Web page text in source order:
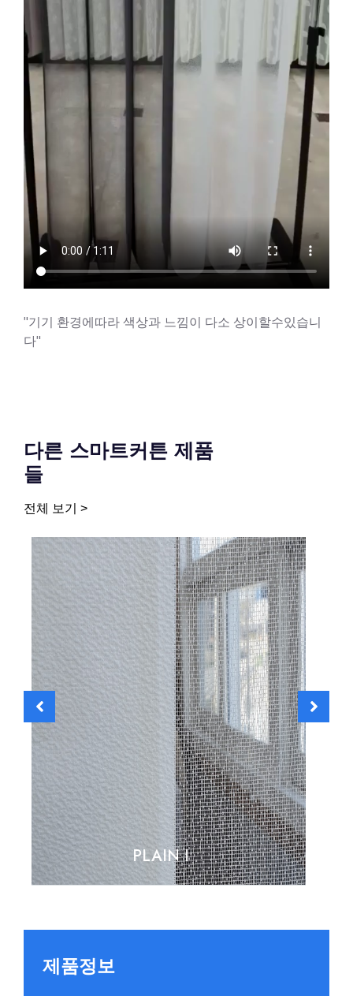
"기기 환경에따라 색상과 느낌이 다소 상이할수있습니
다"
다른 스마트커튼 제품
들
전체 보기 >
PLAIN Ⅱ
제품정보